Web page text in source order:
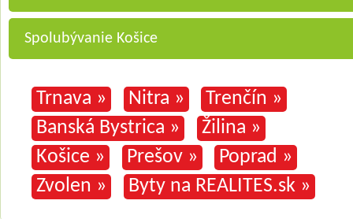
Spolubývanie Košice
Trnava » Nitra »
Trenčín »
Banská Bystrica »
Žilina »
Košice »
Prešov »
Poprad »
Zvolen »
Byty na REALITES.sk »